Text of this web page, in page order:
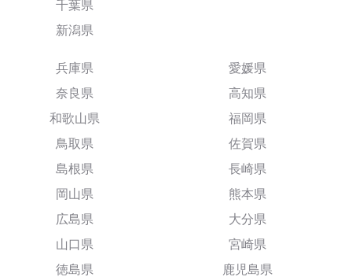
千葉県
新潟県
兵庫県
奈良県
和歌山県
鳥取県
島根県
岡山県
広島県
山口県
徳島県
愛媛県
高知県
福岡県
佐賀県
長崎県
熊本県
大分県
宮崎県
鹿児島県